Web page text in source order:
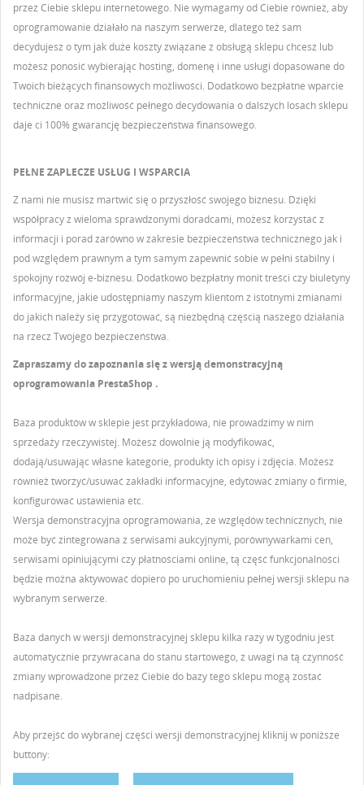
przez Ciebie sklepu internetowego. Nie wymagamy od Ciebie również, aby
oprogramowanie działało na naszym serwerze, dlatego też sam
decydujesz o tym jak duże koszty związane z obsługą sklepu chcesz lub
możesz ponosić wybierając hosting, domenę i inne usługi dopasowane do
Twoich bieżących finansowych możliwości. Dodatkowo bezpłatne wparcie
techniczne oraz możliwość pełnego decydowania o dalszych losach sklepu
daje ci 100% gwarancję bezpieczeństwa finansowego.
PEŁNE ZAPLECZE USŁUG I WSPARCIA
Z nami nie musisz martwić się o przyszłość swojego biznesu. Dzięki
współpracy z wieloma sprawdzonymi doradcami, możesz korzystać z
informacji i porad zarówno w zakresie bezpieczeństwa technicznego jak i
pod względem prawnym a tym samym zapewnić sobie w pełni stabilny i
spokojny rozwój e-biznesu. Dodatkowo bezpłatny monit treści czy biuletyny
informacyjne, jakie udostępniamy naszym klientom z istotnymi zmianami
do jakich należy się przygotować, są niezbędną częścią naszego działania
na rzecz Twojego bezpieczeństwa.
Zapraszamy do zapoznania się z wersją demonstracyjną
oprogramowania PrestaShop .
Baza produktów w sklepie jest przykładowa, nie prowadzimy w nim
sprzedaży rzeczywistej. Możesz dowolnie ją modyfikować,
dodają/usuwając własne kategorie, produkty ich opisy i zdjęcia. Możesz
również tworzyć/usuwać zakładki informacyjne, edytować zmiany o firmie,
konfigurować ustawienia etc.
Wersja demonstracyjna oprogramowania, ze względów technicznych, nie
może być zintegrowana z serwisami aukcyjnymi, porównywarkami cen,
serwisami opiniującymi czy płatnościami online, tą część funkcjonalności
będzie można aktywować dopiero po uruchomieniu pełnej wersji sklepu na
wybranym serwerze.
Baza danych w wersji demonstracyjnej sklepu kilka razy w tygodniu jest
automatycznie przywracana do stanu startowego, z uwagi na tą czynność
zmiany wprowadzone przez Ciebie do bazy tego sklepu mogą zostać
nadpisane.
Aby przejść do wybranej części wersji demonstracyjnej kliknij w poniższe
buttony: